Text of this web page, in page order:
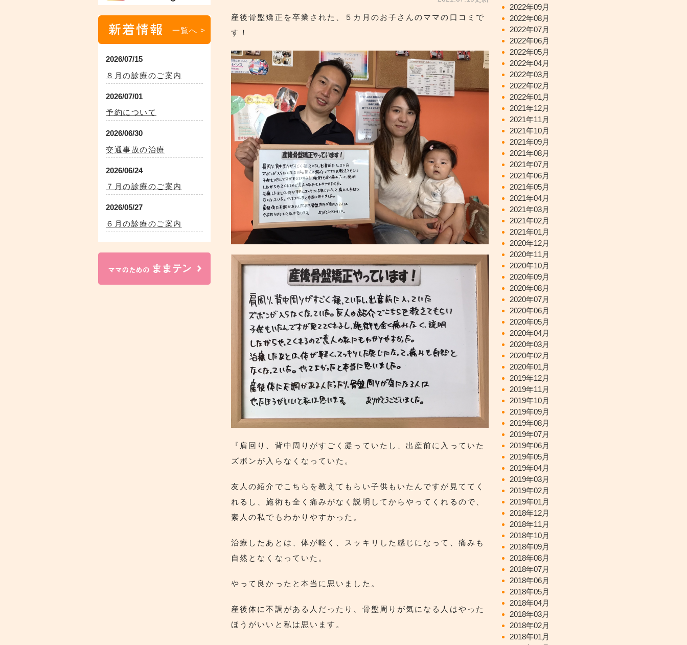
産後骨盤矯正を卒業された、５カ月のお子さんのママの口コミで
す！
『肩回り、背中周りがすごく凝っていたし、出産前に入っていた
ズボンが入らなくなっていた。
友人の紹介でこちらを教えてもらい子供もいたんですが見ててく
れるし、施術も全く痛みがなく説明してからやってくれるので、
素人の私でもわかりやすかった。
治療したあとは、体が軽く、スッキリした感じになって、痛みも
自然となくなっていた。
やって良かったと本当に思いました。
産後体に不調がある人だったり、骨盤周りが気になる人はやった
ほうがいいと私は思います。
2022年09月
2022年08月
2022年07月
2022年06月
2022年05月
2022年04月
2022年03月
2022年02月
2022年01月
2021年12月
2021年11月
2021年10月
2021年09月
2021年08月
2021年07月
2021年06月
2021年05月
2021年04月
2021年03月
2021年02月
2021年01月
2020年12月
2020年11月
2020年10月
2020年09月
2020年08月
2020年07月
2020年06月
2020年05月
2020年04月
2020年03月
2020年02月
2020年01月
2019年12月
2019年11月
2019年10月
2019年09月
2019年08月
2019年07月
2019年06月
2019年05月
2019年04月
2019年03月
2019年02月
2019年01月
2018年12月
2018年11月
2018年10月
2018年09月
2018年08月
2018年07月
2018年06月
2018年05月
2018年04月
2018年03月
2018年02月
2018年01月
新着情報 一覧へ >
2026/07/15
８月の診療のご案内
2026/07/01
予約について
2026/06/30
交通事故の治療
2026/06/24
７月の診療のご案内
2026/05/27
６月の診療のご案内